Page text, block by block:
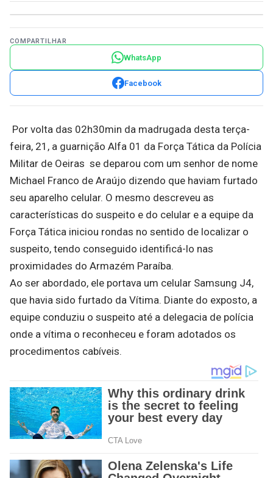
COMPARTILHAR
WhatsApp
Facebook
Por volta das 02h30min da madrugada desta terça-
feira, 21, a guarnição Alfa 01 da Força Tática da Polícia
Militar de Oeiras se deparou com um senhor de nome
Michael Franco de Araújo dizendo que haviam furtado
seu aparelho celular. O mesmo descreveu as
características do suspeito e do celular e a equipe da
Força Tática iniciou rondas no sentido de localizar o
suspeito, tendo conseguido identificá-lo nas
proximidades do Armazém Paraíba.
Ao ser abordado, ele portava um celular Samsung J4,
que havia sido furtado da Vítima. Diante do exposto, a
equipe conduziu o suspeito até a delegacia de polícia
onde a vítima o reconheceu e foram adotados os
procedimentos cabíveis.